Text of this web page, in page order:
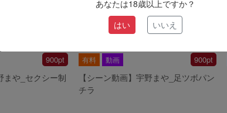
あなたは18歳以上ですか？
はい
いいえ
900pt
まや_セクシー制
900pt
有料 動画
【シーン動画】宇野まや_足ツボパン
チラ